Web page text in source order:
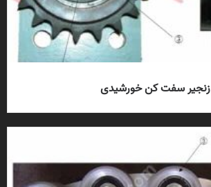
زنجیر سفت کن خورشیدی